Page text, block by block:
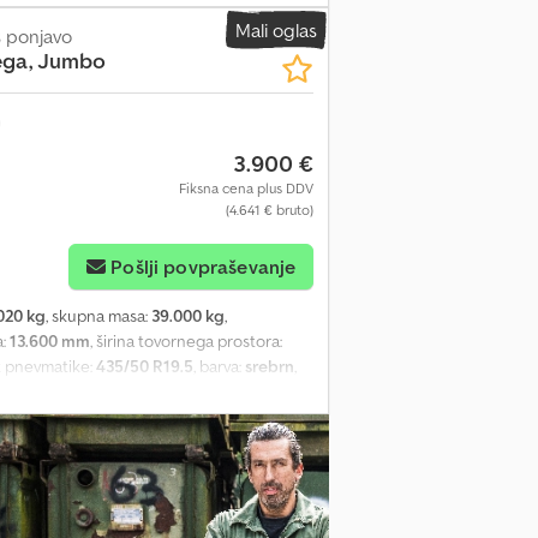
Višina tovornega prostora: 3.140 mm
Mali oglas
Jumbo
3.900 €
Fiksna cena plus DDV
(4.641 € bruto)
Pošlji povpraševanje
kg, skupna masa: 39.000 kg,
13.600 mm, širina tovornega prostora:
pnevmatike:435/50 R19.5, barva: srebrn,
system), curtain-sided Chsdpfxei Rqkls
WITHOUT GUARANTEE.